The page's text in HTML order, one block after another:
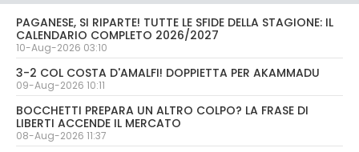
PAGANESE, SI RIPARTE! TUTTE LE SFIDE DELLA STAGIONE: IL
CALENDARIO COMPLETO 2026/2027
10-Aug-2026 03:10
3-2 COL COSTA D'AMALFI! DOPPIETTA PER AKAMMADU
09-Aug-2026 10:11
BOCCHETTI PREPARA UN ALTRO COLPO? LA FRASE DI
LIBERTI ACCENDE IL MERCATO
08-Aug-2026 11:37